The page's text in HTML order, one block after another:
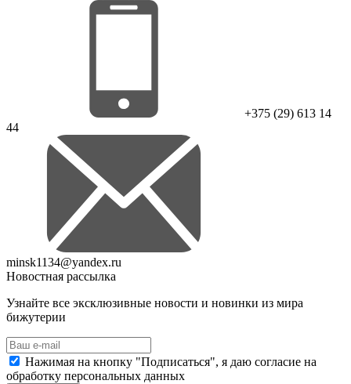
+375 (29) 613 14
44
minsk1134@yandex.ru
Новостная рассылка
Узнайте все эксклюзивные новости и новинки из мира
бижутерии
Нажимая на кнопку "Подписаться", я даю согласие на
обработку персональных данных